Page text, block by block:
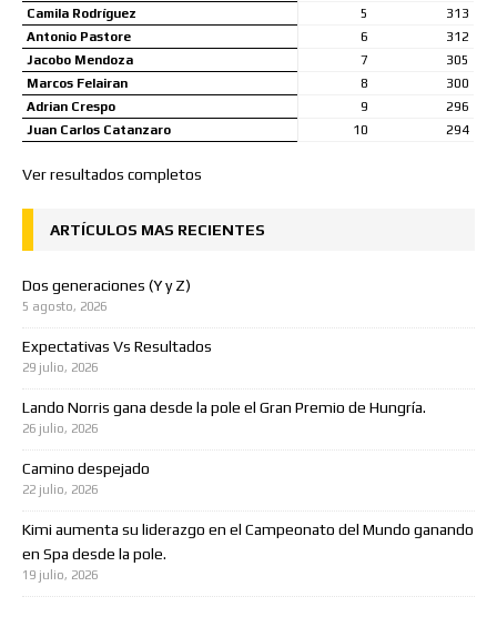
Camila Rodríguez
5
313
Antonio Pastore
6
312
Jacobo Mendoza
7
305
Marcos Felairan
8
300
Adrian Crespo
9
296
Juan Carlos Catanzaro
10 294
Ver resultados completos
ARTÍCULOS MAS RECIENTES
Dos generaciones (Y y Z)
5 agosto, 2026
Expectativas Vs Resultados
29 julio, 2026
Lando Norris gana desde la pole el Gran Premio de Hungría.
26 julio, 2026
Camino despejado
22 julio, 2026
Kimi aumenta su liderazgo en el Campeonato del Mundo ganando
en Spa desde la pole.
19 julio, 2026